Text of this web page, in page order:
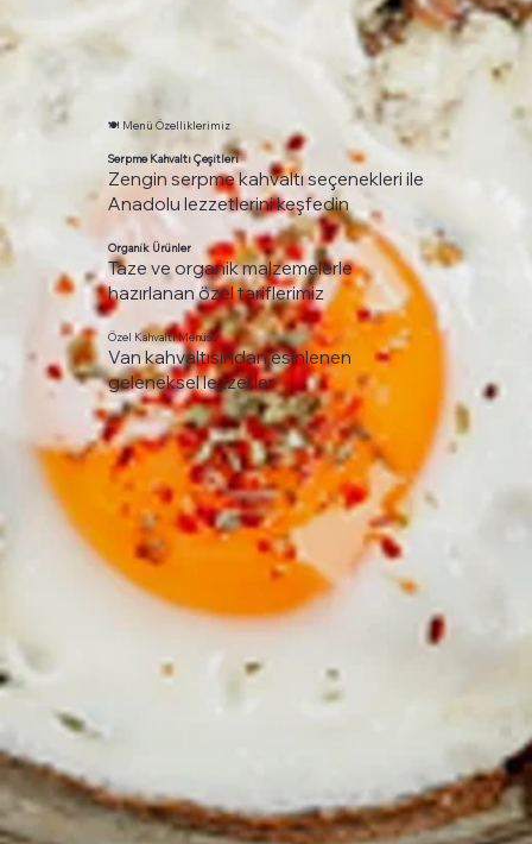
🍽️ Menü Özelliklerimiz
Serpme Kahvaltı Çeşitleri
Zengin serpme kahvaltı seçenekleri ile
Anadolu lezzetlerini keşfedin
Organik Ürünler
Taze ve organik malzemelerle
hazırlanan özel tariflerimiz
Özel Kahvaltı Menüsü
Van kahvaltısından esinlenen
geleneksel lezzetler